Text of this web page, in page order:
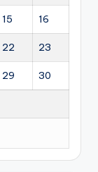
15 16
22 23
29 30